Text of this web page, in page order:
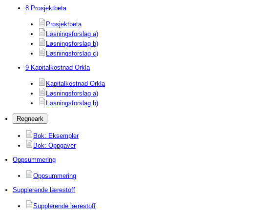
8 Prosjektbeta
Prosjektbeta
Løsningsforslag a)
Løsningsforslag b)
Løsningsforslag c)
9 Kapitalkostnad Orkla
Kapitalkostnad Orkla
Løsningsforslag a)
Løsningsforslag b)
Regneark
Bok: Eksempler
Bok: Oppgaver
Oppsummering
Oppsummering
Supplerende lærestoff
Supplerende lærestoff